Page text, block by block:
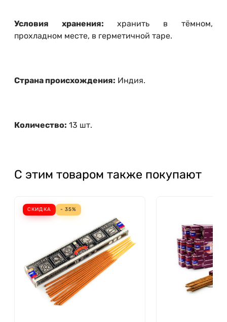
Условия хранения: хранить в тёмном,
прохладном месте, в герметичной таре.
Страна происхождения: Индия.
Количество: 13 шт.
С этим товаром также покупают
СКИДКА - 35%